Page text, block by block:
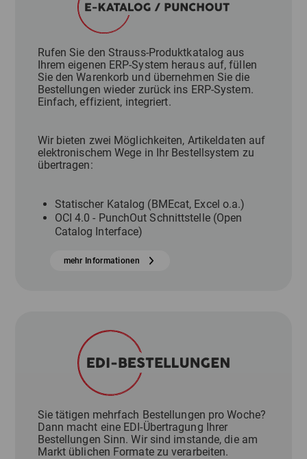
Rufen Sie den Strauss-Produktkatalog aus
Ihrem eigenen ERP-System heraus auf, füllen
Sie den Warenkorb und übernehmen Sie die
Bestellungen wieder zurück ins ERP-System.
Einfach, effizient, integriert.
Wir bieten zwei Möglichkeiten, Artikeldaten auf
elektronischem Wege in Ihr Bestellsystem zu
übertragen:
Statischer Katalog (BMEcat, Excel o.a.)
OCI 4.0 - PunchOut Schnittstelle (Open
Catalog Interface)
mehr Informationen
Sie tätigen mehrfach Bestellungen pro Woche?
Dann macht eine EDI-Übertragung Ihrer
Bestellungen Sinn. Wir sind imstande, die am
Markt üblichen Formate zu verarbeiten.